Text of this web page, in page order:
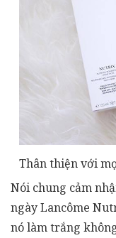
Thân thiện với
Nói chung cảm
ngày Lancôme
nó làm trắng